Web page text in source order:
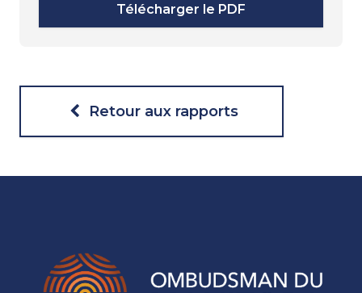
Télécharger le PDF
Retour aux rapports